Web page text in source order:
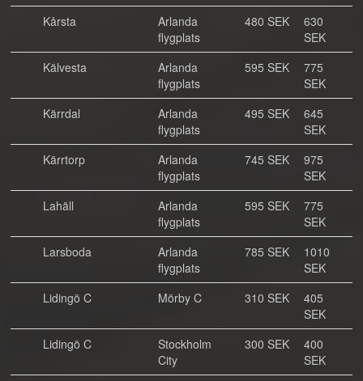
Kårsta
Arlanda
flygplats
480 SEK
630
SEK
Kälvesta
Arlanda
flygplats
595 SEK
775
SEK
Kärrdal
Arlanda
flygplats
495 SEK
645
SEK
Kärrtorp
Arlanda
flygplats
745 SEK
975
SEK
Lahäll
Arlanda
flygplats
595 SEK
775
SEK
Larsboda
Arlanda
flygplats
785 SEK
1010
SEK
Lidingö C
Mörby C 310 SEK
405
SEK
Lidingö C
Stockholm
City
300 SEK
400
SEK